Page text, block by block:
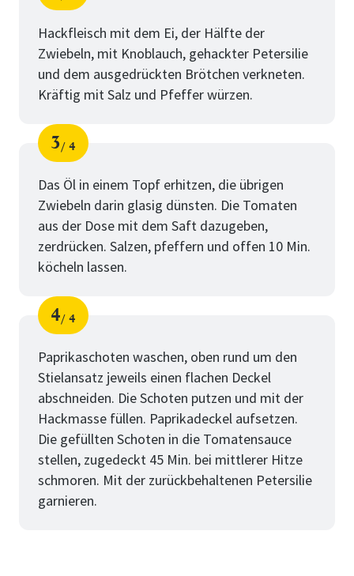
Schritt
von
Hackfleisch mit dem Ei, der Hälfte der
Zwiebeln, mit Knoblauch, gehackter Petersilie
und dem ausgedrückten Brötchen verkneten.
Kräftig mit Salz und Pfeffer würzen.
Schritt
3
von
4
Das Öl in einem Topf erhitzen, die übrigen
Zwiebeln darin glasig dünsten. Die Tomaten
aus der Dose mit dem Saft dazugeben,
zerdrücken. Salzen, pfeffern und offen 10 Min.
köcheln lassen.
Schritt
4
von
4
Paprikaschoten waschen, oben rund um den
Stielansatz jeweils einen flachen Deckel
abschneiden. Die Schoten putzen und mit der
Hackmasse füllen. Paprikadeckel aufsetzen.
Die gefüllten Schoten in die Tomatensauce
stellen, zugedeckt 45 Min. bei mittlerer Hitze
schmoren. Mit der zurückbehaltenen Petersilie
garnieren.